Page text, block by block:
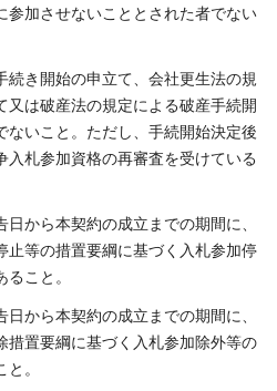
参加させないこととされた者でない
き開始の申立て、会社更生法の規
又は破産法の規定による破産手続開
ないこと。ただし、手続開始決定後
入札参加資格の再審査を受けている
から本契約の成立までの期間に、
止等の措置要綱に基づく入札参加停
こと。
から本契約の成立までの期間に、
措置要綱に基づく入札参加除外等の
。